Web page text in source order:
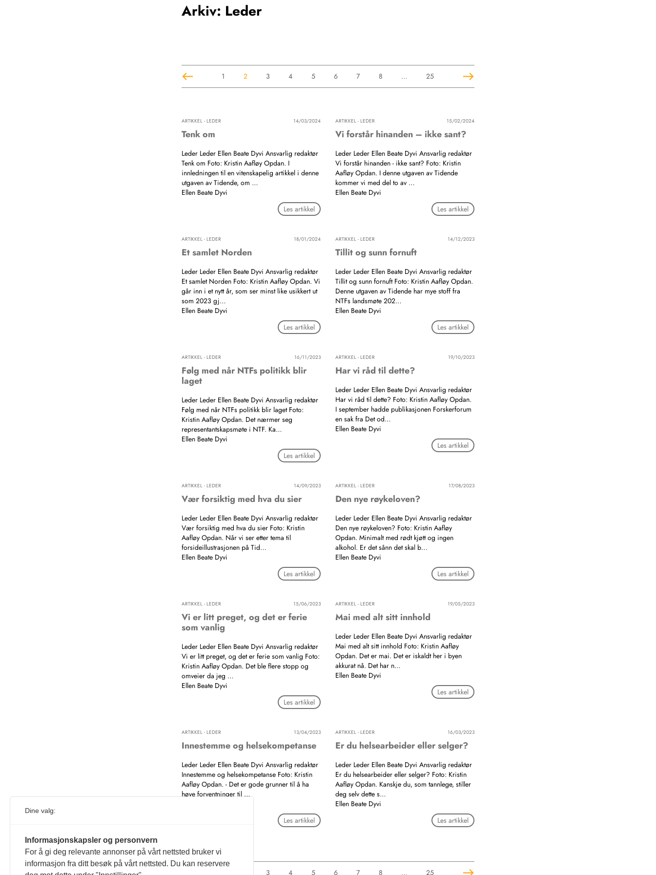
Arkiv: Leder
1 2 3 4 5 6 7 8 … 25
ARTIKKEL - LEDER 14/03/2024
Tenk om
Leder Leder Ellen Beate Dyvi Ansvarlig redaktør
Tenk om Foto: Kristin Aafløy Opdan. I
innledningen til en vitenskapelig artikkel i denne
utgaven av Tidende, om …
Ellen Beate Dyvi
Les artikkel
ARTIKKEL - LEDER 15/02/2024
Vi forstår hinanden – ikke sant?
Leder Leder Ellen Beate Dyvi Ansvarlig redaktør
Vi forstår hinanden - ikke sant? Foto: Kristin
Aafløy Opdan. I denne utgaven av Tidende
kommer vi med del to av …
Ellen Beate Dyvi
Les artikkel
ARTIKKEL - LEDER 18/01/2024
Et samlet Norden
Leder Leder Ellen Beate Dyvi Ansvarlig redaktør
Et samlet Norden Foto: Kristin Aafløy Opdan. Vi
går inn i et nytt år, som ser minst like usikkert ut
som 2023 gj…
Ellen Beate Dyvi
Les artikkel
ARTIKKEL - LEDER 14/12/2023
Tillit og sunn fornuft
Leder Leder Ellen Beate Dyvi Ansvarlig redaktør
Tillit og sunn fornuft Foto: Kristin Aafløy Opdan.
Denne utgaven av Tidende har mye stoff fra
NTFs landsmøte 202…
Ellen Beate Dyvi
Les artikkel
ARTIKKEL - LEDER 16/11/2023
Følg med når NTFs politikk blir
laget
Leder Leder Ellen Beate Dyvi Ansvarlig redaktør
Følg med når NTFs politikk blir laget Foto:
Kristin Aafløy Opdan. Det nærmer seg
representantskapsmøte i NTF. Ka…
Ellen Beate Dyvi
Les artikkel
ARTIKKEL - LEDER 19/10/2023
Har vi råd til dette?
Leder Leder Ellen Beate Dyvi Ansvarlig redaktør
Har vi råd til dette? Foto: Kristin Aafløy Opdan.
I september hadde publikasjonen Forskerforum
en sak fra Det od…
Ellen Beate Dyvi
Les artikkel
ARTIKKEL - LEDER 14/09/2023
Vær forsiktig med hva du sier
Leder Leder Ellen Beate Dyvi Ansvarlig redaktør
Vær forsiktig med hva du sier Foto: Kristin
Aafløy Opdan. Når vi ser etter tema til
forsideillustrasjonen på Tid…
Ellen Beate Dyvi
Les artikkel
ARTIKKEL - LEDER 17/08/2023
Den nye røykeloven?
Leder Leder Ellen Beate Dyvi Ansvarlig redaktør
Den nye røykeloven? Foto: Kristin Aafløy
Opdan. Minimalt med rødt kjøtt og ingen
alkohol. Er det sånn det skal b…
Ellen Beate Dyvi
Les artikkel
ARTIKKEL - LEDER 15/06/2023
Vi er litt preget, og det er ferie
som vanlig
Leder Leder Ellen Beate Dyvi Ansvarlig redaktør
Vi er litt preget, og det er ferie som vanlig Foto:
Kristin Aafløy Opdan. Det ble flere stopp og
omveier da jeg …
Ellen Beate Dyvi
Les artikkel
ARTIKKEL - LEDER 19/05/2023
Mai med alt sitt innhold
Leder Leder Ellen Beate Dyvi Ansvarlig redaktør
Mai med alt sitt innhold Foto: Kristin Aafløy
Opdan. Det er mai. Det er iskaldt her i byen
akkurat nå. Det har n…
Ellen Beate Dyvi
Les artikkel
ARTIKKEL - LEDER 13/04/2023
Innestemme og helsekompetanse
Leder Leder Ellen Beate Dyvi Ansvarlig redaktør
Innestemme og helsekompetanse Foto: Kristin
Aafløy Opdan. - Det er gode grunner til å ha
høye forventninger til …
Les artikkel
ARTIKKEL - LEDER 16/03/2023
Er du helsearbeider eller selger?
Leder Leder Ellen Beate Dyvi Ansvarlig redaktør
Er du helsearbeider eller selger? Foto: Kristin
Aafløy Opdan. Kanskje du, som tannlege, stiller
deg selv dette s…
Ellen Beate Dyvi
Les artikkel
3 4 5 6 7 8 … 25
Dine valg:
Informasjonskapsler og personvern
For å gi deg relevante annonser på vårt nettsted bruker vi
informasjon fra ditt besøk på vårt nettsted. Du kan reservere